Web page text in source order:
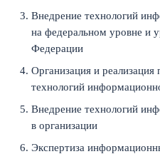
Внедрение технологий
на федеральном уровне и
Федерации
Организация и
технологий
Внедрение технологий
в организации
Экспертиза